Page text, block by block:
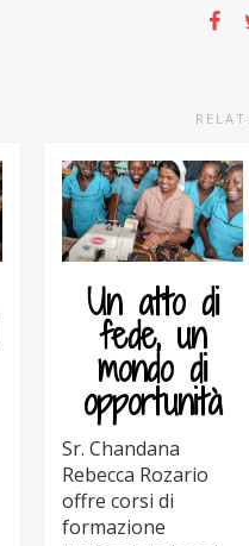
Un atto di
fede, un
mondo di
opportunità
Sr. Chandana
Rebecca Rozario
offre corsi di
formazione